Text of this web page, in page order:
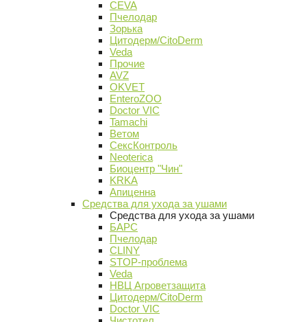
CEVA
Пчелодар
Зорька
Цитодерм/CitoDerm
Veda
Прочие
AVZ
OKVET
EnteroZOO
Doctor VIC
Tamachi
Ветом
СексКонтроль
Neoterica
Биоцентр "Чин"
KRKA
Апиценна
Средства для ухода за ушами
Средства для ухода за ушами
БАРС
Пчелодар
CLINY
STOP-проблема
Veda
НВЦ Агроветзащита
Цитодерм/CitoDerm
Doctor VIC